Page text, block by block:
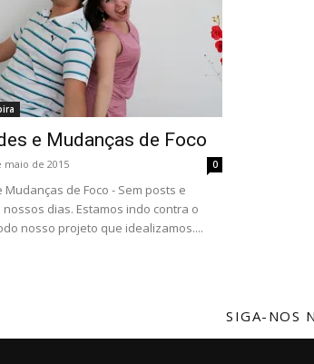
e Mudanças de Foco
maio de 2015 0
de Foco - Sem posts e
dias. Estamos indo contra o
nosso projeto que idealizamos....
SIGA-NOS